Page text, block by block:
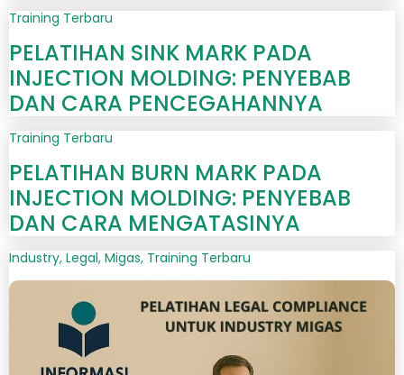
Training Terbaru
PELATIHAN SINK MARK PADA
INJECTION MOLDING: PENYEBAB
DAN CARA PENCEGAHANNYA
Training Terbaru
PELATIHAN BURN MARK PADA
INJECTION MOLDING: PENYEBAB
DAN CARA MENGATASINYA
Industry, Legal, Migas, Training Terbaru